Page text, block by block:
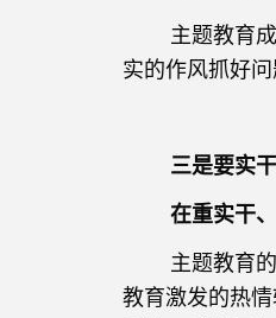
主题教育成效
实的作风抓好
三是要实
在重实干、
主题教育的最
教育激发的热